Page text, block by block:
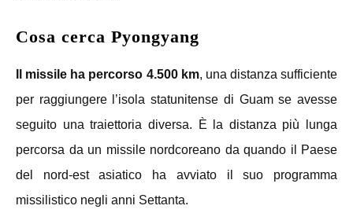
Cosa cerca Pyongyang
Il missile ha percorso 4.500 km, una distanza sufficiente
per raggiungere l’isola statunitense di Guam se avesse
seguito una traiettoria diversa. È la distanza più lunga
percorsa da un missile nordcoreano da quando il Paese
del nord-est asiatico ha avviato il suo programma
missilistico negli anni Settanta.